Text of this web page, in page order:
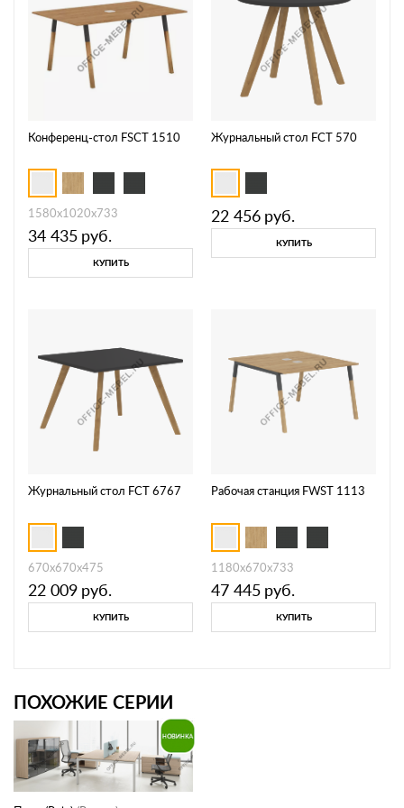
Конференц-стол FSCT 1510
1580х1020х733
34 435 руб.
КУПИТЬ
Журнальный стол FCT 570
22 456 руб.
КУПИТЬ
Журнальный стол FCT 6767
670х670х475
22 009 руб.
КУПИТЬ
Рабочая станция FWST 1113
1180х670х733
47 445 руб.
КУПИТЬ
ПОХОЖИЕ СЕРИИ